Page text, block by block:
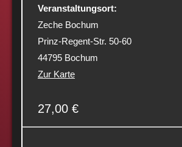
Veranstaltungsort:
Zeche Bochum
Prinz-Regent-Str. 50-60
44795 Bochum
Zur Karte
27,00 €